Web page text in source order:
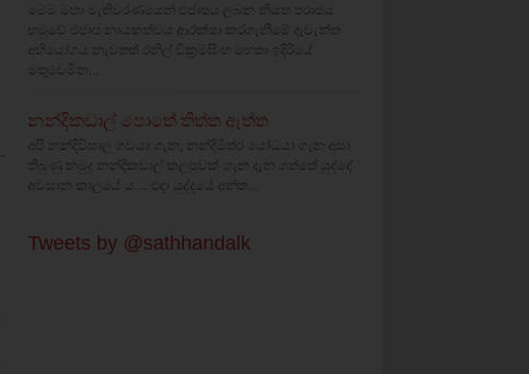
මෙම මහා මැතිවරණයෙන් එජාපය ලබන නියත පරාජය
හමුවේ එජාප නායකත්වය ආරක්ෂා කරගැනීමේ දැවැන්ත
අභියෝගය නැවතත් රනිල් වික්‍රමසිංහ මහතා ඉදිරියේ
මතුවෙමින...
නන්දිකඩාල් පොතේ තිත්ත ඇත්ත
අපි නන්දිවිසාල ගවයා ගැන, නන්දිමිත්ර යෝධයා ගැන අසා
තිබුණු නමුදු නන්දිකඩාල් කලපුවක් ගැන දැන ගත්තේ යුද්දේ
අවසාන කාලයේ ය.... එදා යුද්දයේ අන්ත...
Tweets by @sathhandalk